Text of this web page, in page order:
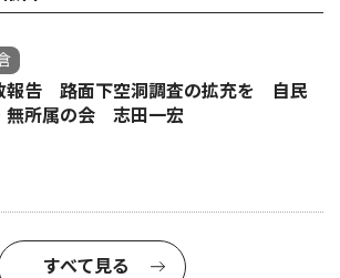
報告 路面下空洞調査の拡充を 自民
無所属の会 志田一宏
すべて見る